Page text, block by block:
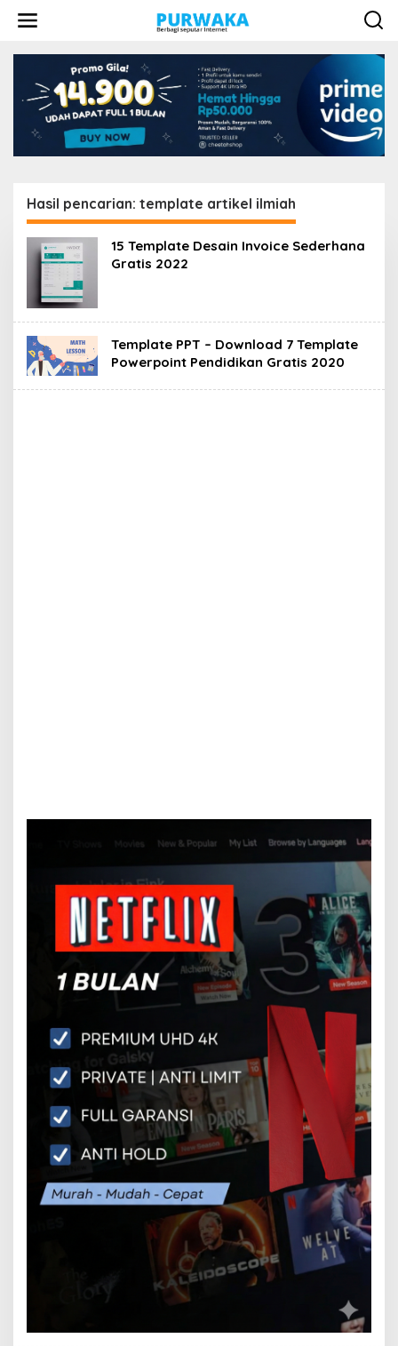
Hasil pencarian: template artikel ilmiah
15 Template Desain Invoice Sederhana
Gratis 2022
Template PPT – Download 7 Template
Powerpoint Pendidikan Gratis 2020